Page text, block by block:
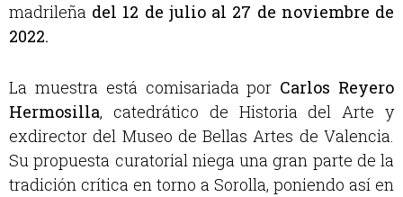
madrileña del 12 de julio al 27 de noviembre de
2022.
La muestra está comisariada por Carlos Reyero
Hermosilla, catedrático de Historia del Arte y
exdirector del Museo de Bellas Artes de Valencia.
Su propuesta curatorial niega una gran parte de la
tradición crítica en torno a Sorolla, poniendo así en